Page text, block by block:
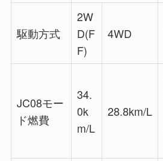
駆動方式
2W
D(F
F)
4WD
JC08モー
ド燃費
34.
0k
m/L
28.8km/L